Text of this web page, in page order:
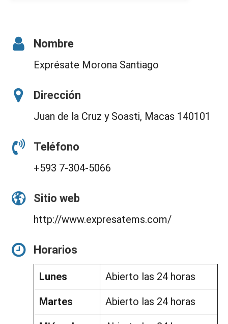
Nombre
Exprésate Morona Santiago
Dirección
Juan de la Cruz y Soasti, Macas 140101
Teléfono
+593 7-304-5066
Sitio web
http://www.expresatems.com/
Horarios
Lunes Abierto las 24 horas
Martes Abierto las 24 horas